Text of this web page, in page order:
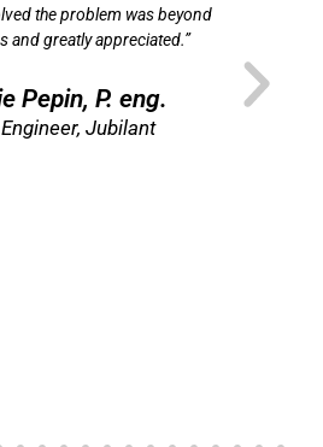
the problem was beyond
and greatly appreciated.”
Pepin, P. eng.
Jubilant